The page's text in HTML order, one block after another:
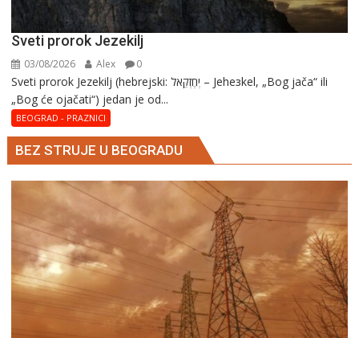
Sveti prorok Jezekilj
03/08/2026 Alex 0
Sveti prorok Jezekilj (hebrejski: יְחֶזְקֵאל – Jehезkel, „Bog jača“ ili
„Bog će ojačati“) jedan je od...
BEOGRAD - PRAZNICI
BEZ STRUJE U BEOGRADU